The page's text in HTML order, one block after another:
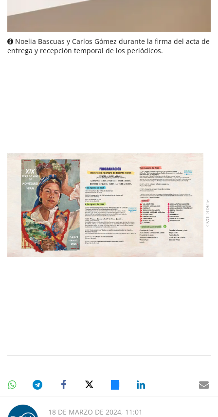
Noelia Bascuas y Carlos Gómez durante la firma del acta de
entrega y recepción temporal de los periódicos.
18 DE MARZO DE 2024, 11:01